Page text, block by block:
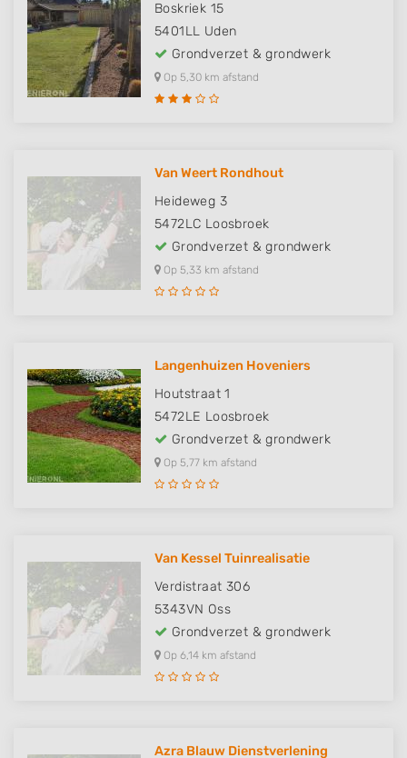
Boskriek 15
5401LL Uden
Grondverzet & grondwerk
Op 5,30 km afstand
Van Weert Rondhout
Heideweg 3
5472LC Loosbroek
Grondverzet & grondwerk
Op 5,33 km afstand
Langenhuizen Hoveniers
Houtstraat 1
5472LE Loosbroek
Grondverzet & grondwerk
Op 5,77 km afstand
Van Kessel Tuinrealisatie
Verdistraat 306
5343VN Oss
Grondverzet & grondwerk
Op 6,14 km afstand
Azra Blauw Dienstverlening